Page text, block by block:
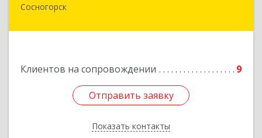
Сосногорск
Клиентов на сопровождении 9
Отправить заявку
Показать контакты
169500, Коми Респ, Сосногорск г, Советская ул,
Отправить заявку
Назад